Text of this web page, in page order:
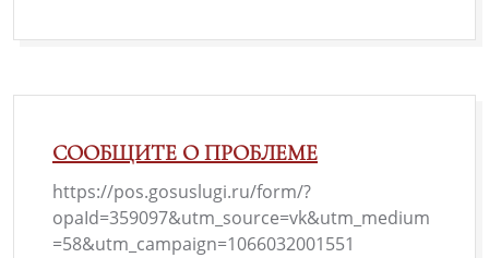
СООБЩИТЕ О ПРОБЛЕМЕ
https://pos.gosuslugi.ru/form/?
opaId=359097&utm_source=vk&utm_medium
=58&utm_campaign=1066032001551